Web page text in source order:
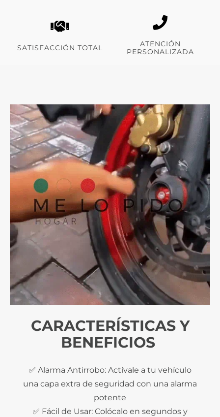
SATISFACCIÓN TOTAL
ATENCIÓN
PERSONALIZADA
CARACTERÍSTICAS Y
BENEFICIOS
✅ Alarma Antirrobo: Actívale a tu vehículo
una capa extra de seguridad con una alarma
potente
✅ Fácil de Usar: Colócalo en segundos y